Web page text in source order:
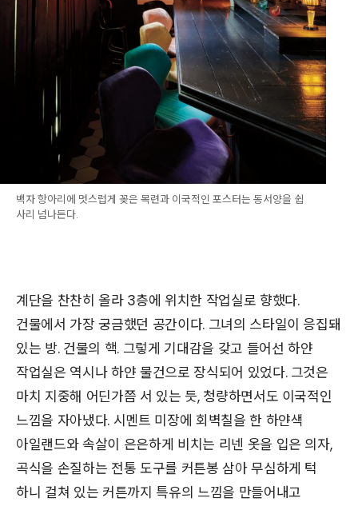
백자 항아리에 멋스럽게 꽂은 목련과 이국적인 포스터는 동서양을 쉽
사리 넘나든다.
계단을 찬찬히 올라 3층에 위치한 작업실로 향했다.
건물에서 가장 궁금했던 공간이다. 그녀의 스타일이 응집돼
있는 방. 건물의 핵. 그렇게 기대감을 갖고 들어선 하얀
작업실은 역시나 하얀 물건으로 장식되어 있었다. 그것은
마치 지중해 어딘가쯤 서 있는 듯, 청량하면서도 이국적인
느낌을 자아냈다. 시멘트 미장에 회벽칠을 한 하얀색
아일랜드와 속살이 은은하게 비치는 리넨 옷을 입은 의자,
곡식을 손질하는 전통 도구를 커튼봉 삼아 무심하게 턱
하니 걸쳐 있는 커튼까지 특유의 느낌을 만들어내고